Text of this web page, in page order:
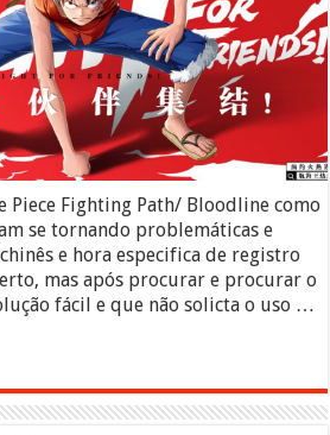
Piece Fighting Path/ Bloodline como
se tornando problemáticas e
e hora especifica de registro
mas após procurar e procurar o
fácil e que não solicta o uso …